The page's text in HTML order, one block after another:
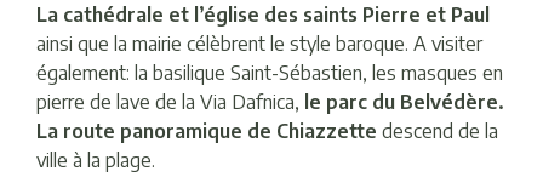
La cathédrale et l’église des saints Pierre et Paul
ainsi que la mairie célèbrent le style baroque. A visiter
également: la basilique Saint-Sébastien, les masques en
pierre de lave de la Via Dafnica, le parc du Belvédère.
La route panoramique de Chiazzette descend de la
ville à la plage.